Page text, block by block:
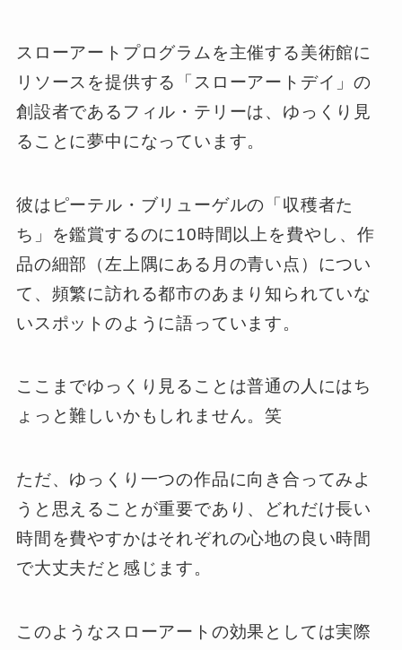
スローアートプログラムを主催する美術館に
リソースを提供する「スローアートデイ」の
創設者であるフィル・テリーは、ゆっくり見
ることに夢中になっています。
彼はピーテル・ブリューゲルの「収穫者た
ち」を鑑賞するのに10時間以上を費やし、作
品の細部（左上隅にある月の青い点）につい
て、頻繁に訪れる都市のあまり知られていな
いスポットのように語っています。
ここまでゆっくり見ることは普通の人にはち
ょっと難しいかもしれません。笑
ただ、ゆっくり一つの作品に向き合ってみよ
うと思えることが重要であり、どれだけ長い
時間を費やすかはそれぞれの心地の良い時間
で大丈夫だと感じます。
このようなスローアートの効果としては実際